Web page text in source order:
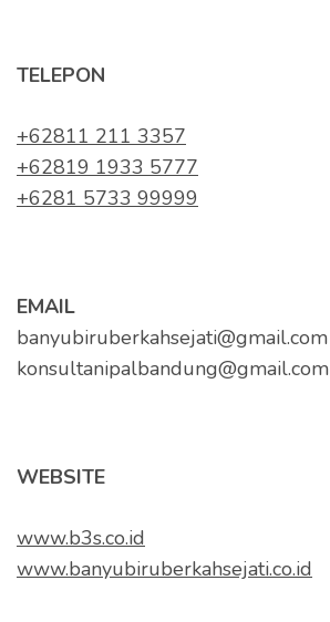
TELEPON
+62811 211 3357
+62819 1933 5777
+6281 5733 99999
EMAIL
banyubiruberkahsejati@gmail.com
konsultanipalbandung@gmail.com
WEBSITE
www.b3s.co.id
www.banyubiruberkahsejati.co.id